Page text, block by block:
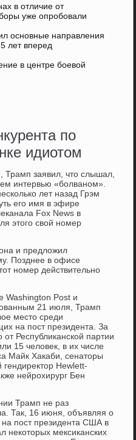
в отличие от
уже опробовали
основные направления
лет вперед
в центре боевой
по
идиотом
заявил, что слышал,
интервью «болваном».
лет назад Грэм
его имя в эфире
Fox News в
этого свой номер
и предложил
Позднее в офисе
номер действительно
Washington Post и
21 июля, Трамп
место среди
на пост президента. За
Республиканской партии
15 человек, в их числе
Майк Хакаби, сенаторы
Hewlett-
нейрохирург Бен
Трамп не раз
Так, 16 июня, объявляя о
пост президента США в
некоторых мексиканских